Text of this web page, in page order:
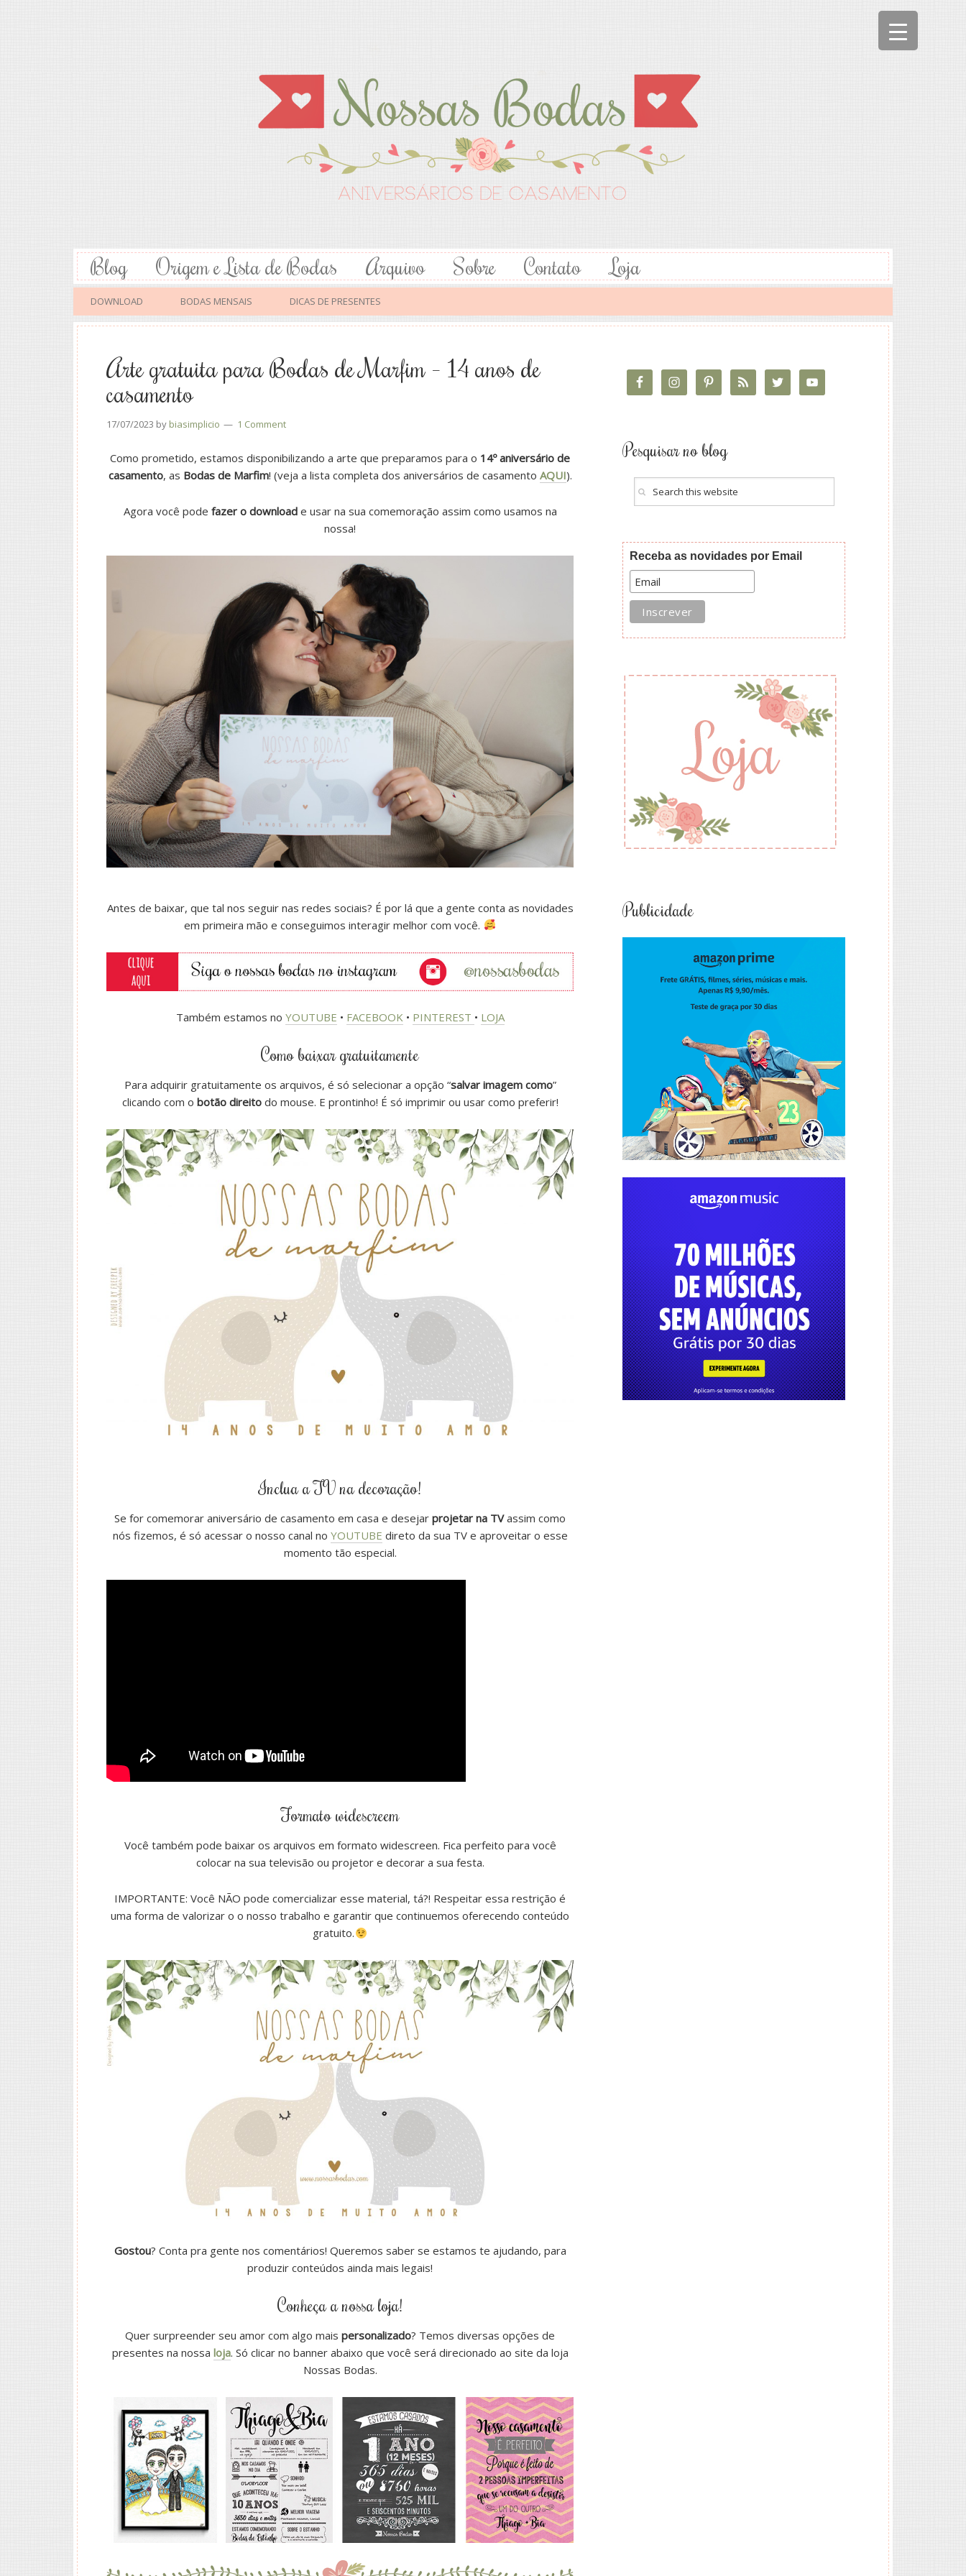
Blog Origem e Lista de Bodas Arquivo Sobre Contato Loja
DOWNLOAD BODAS MENSAIS DICAS DE PRESENTES
Arte gratuita para Bodas de Marfim – 14 anos de
casamento
17/07/2023 by biasimplicio 1 Comment
Como prometido, estamos disponibilizando a arte que preparamos para o 14º aniversário de
casamento, as Bodas de Marfim! (veja a lista completa dos aniversários de casamento AQUI).
Agora você pode fazer o downloade usar na sua comemoração assim como usamos na
nossa!
Antes de baixar, que tal nos seguir nas redes sociais? É por lá que a gente conta as novidades
em primeira mão e conseguimos interagir melhor com você.
Também estamos no YOUTUBE • FACEBOOK • PINTEREST • LOJA
Como baixar gratuitamente
Para adquirir gratuitamente os arquivos, é só selecionar a opção “salvar imagem como”
clicando com o botão direitodo mouse. E prontinho! É só imprimir ou usar como preferir!
Inclua a TV na decoração!
Se for comemorar aniversário de casamento em casa e desejar projetar na TVassim como
nós fizemos, é só acessar o nosso canal no YOUTUBE direto da sua TV e aproveitar o esse
momento tão especial.
Formato widescreem
Você também pode baixar os arquivos em formato widescreen. Fica perfeito para você
colocar na sua televisão ou projetor e decorar a sua festa.
IMPORTANTE: Você NÃO pode comercializar esse material, tá?! Respeitar essa restrição é
uma forma de valorizar o o nosso trabalho e garantir que continuemos oferecendo conteúdo
gratuito.
Gostou? Conta pra gente nos comentários! Queremos saber se estamos te ajudando, para
produzir conteúdos ainda mais legais!
Conheça a nossa loja!
Quer surpreender seu amor com algo mais personalizado? Temos diversas opções de
presentes na nossa loja. Só clicar no banner abaixo que você será direcionado ao site da loja
Nossas Bodas.
Pesquisar no blog
Receba as novidades por Email
Publicidade